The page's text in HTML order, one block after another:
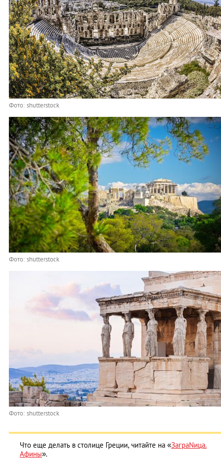
Фото: shutterstock
Фото: shutterstock
Фото: shutterstock
Что еще делать в столице Греции, читайте на «ЗаграNица.
Афины».